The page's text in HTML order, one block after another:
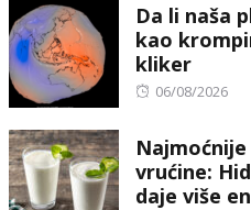
Da li naša
kao
kliker
Posted
06/08/2026
vrućine:
daje više